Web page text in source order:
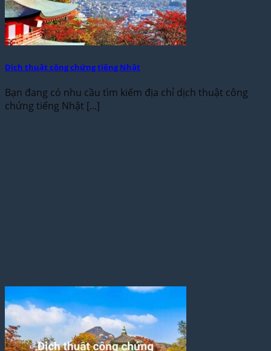
Dịch thuật công chứng tiếng Nhật
Bạn đang có nhu cầu tìm kiếm địa chỉ dịch thuật công
chứng tiếng Nhật [...]